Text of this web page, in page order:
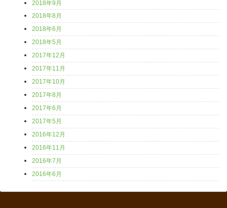
2018年9月
2018年8月
2018年6月
2018年5月
2017年12月
2017年11月
2017年10月
2017年8月
2017年6月
2017年5月
2016年12月
2016年11月
2016年7月
2016年6月